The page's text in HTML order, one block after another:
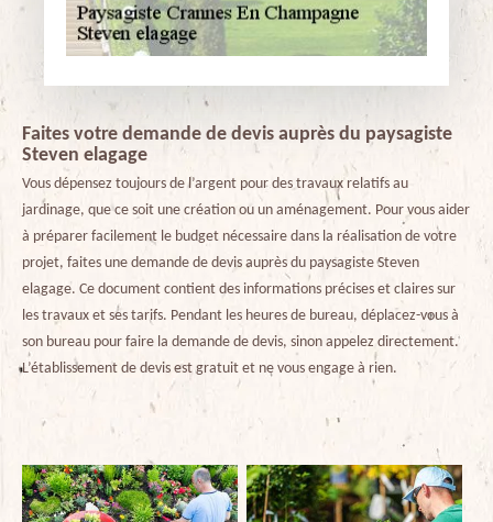
Faites votre demande de devis auprès du paysagiste
Steven elagage
Vous dépensez toujours de l’argent pour des travaux relatifs au
jardinage, que ce soit une création ou un aménagement. Pour vous aider
à préparer facilement le budget nécessaire dans la réalisation de votre
projet, faites une demande de devis auprès du paysagiste Steven
elagage. Ce document contient des informations précises et claires sur
les travaux et ses tarifs. Pendant les heures de bureau, déplacez-vous à
son bureau pour faire la demande de devis, sinon appelez directement.
L’établissement de devis est gratuit et ne vous engage à rien.